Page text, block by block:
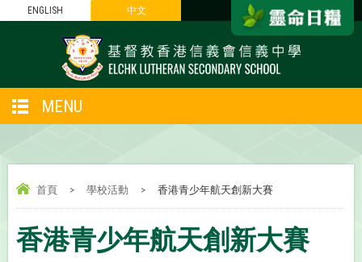
ENGLISH 中文
MENU
首頁 > 學校活動 > 香港青少年航天創新大賽
香港青少年航天創新大賽